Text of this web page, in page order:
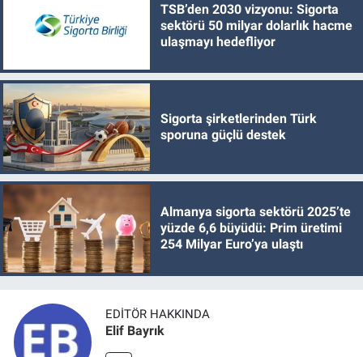
TSB’den 2030 vizyonu: Sigorta
sektörü 50 milyar dolarlık hacme
ulaşmayı hedefliyor
Sigorta şirketlerinden Türk
sporuna güçlü destek
Almanya sigorta sektörü 2025’te
yüzde 6,6 büyüdü: Prim üretimi
254 Milyar Euro’ya ulaştı
EDITÖR HAKKINDA
Elif Bayrık